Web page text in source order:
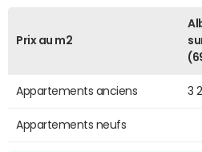
Prix au m2
Appartements anciens 3
Appartements neufs